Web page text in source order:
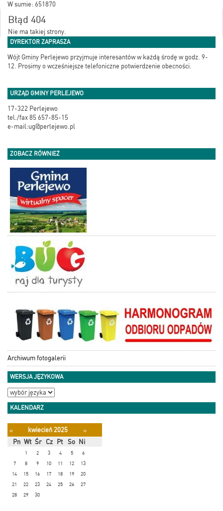
W sumie: 651870
Błąd 404
Nie ma takiej strony.
DYREKTOR ZAPRASZA
Wójt Gminy Perlejewo przyjmuje interesantów w każdą środę w godz. 9-
12. Prosimy o wcześniejsze telefoniczne potwierdzenie obecności.
URZĄD GMINY PERLEJEWO
17-322 Perlejewo
tel./fax 85 657-85-15
e-mail:ug@perlejewo.pl
ZOBACZ RÓWNIEŻ
Archiwum fotogalerii
WERSJA JĘZYKOWA
KALENDARZ
« kwiecień 2025
»
Pn Wt Śr Cz Pt So Ni
1 2 3 4 5
6
7
8 9 10 11 12
13
14
15 16 17 18 19
20
21
22 23 24 25 26
27
28
29 30